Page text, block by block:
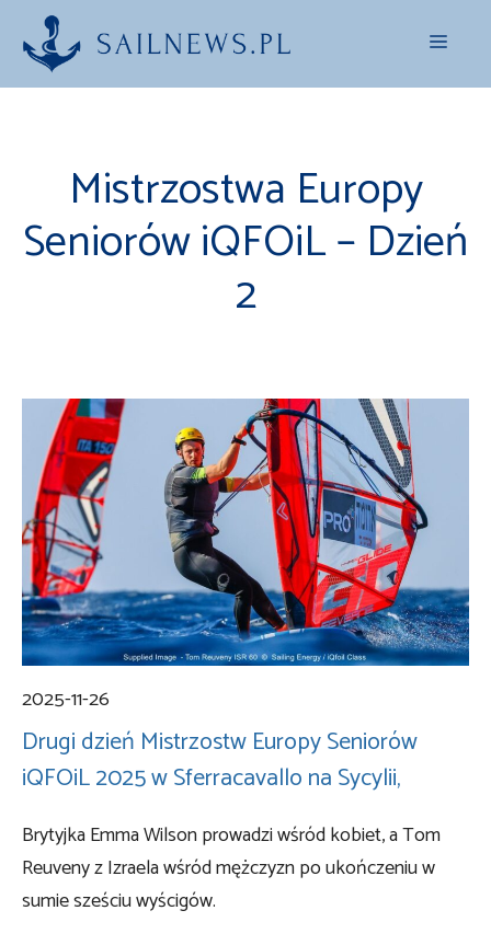
Przejdź
treści
Menu
Mistrzostwa Europy
Seniorów iQFOiL – Dzień
2
2025-11-26
Drugi dzień Mistrzostw Europy Seniorów
iQFOiL 2025 w Sferracavallo na Sycylii,
Brytyjka Emma Wilson prowadzi wśród kobiet, a Tom
Reuveny z Izraela wśród mężczyzn po ukończeniu w
sumie sześciu wyścigów.